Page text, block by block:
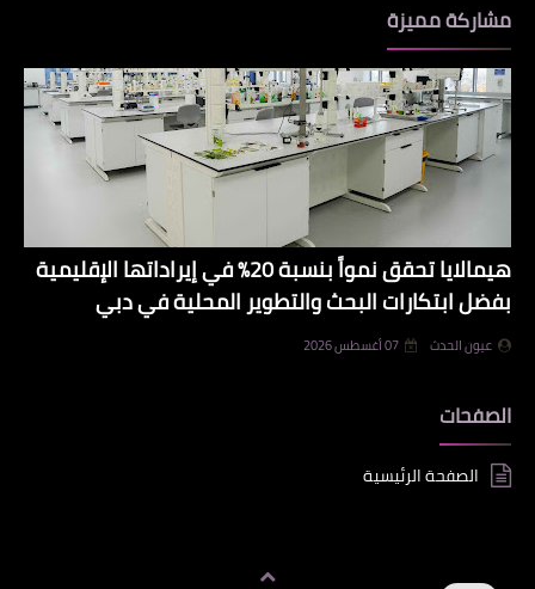
مشاركة مميزة
هيمالايا تحقق نمواً بنسبة 20% في إيراداتها الإقليمية
بفضل ابتكارات البحث والتطوير المحلية في دبي
عيون الحدث 07 أغسطس 2026
الصفحات
الصفحة الرئيسية